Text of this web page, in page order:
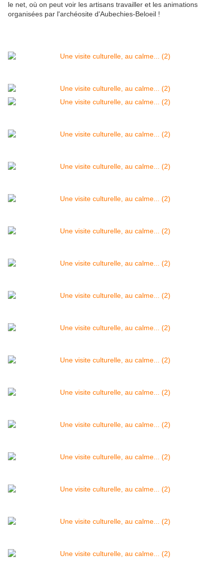
le net, où on peut voir les artisans travailler et les animations
organisées par l'archéosite d'Aubechies-Beloeil !